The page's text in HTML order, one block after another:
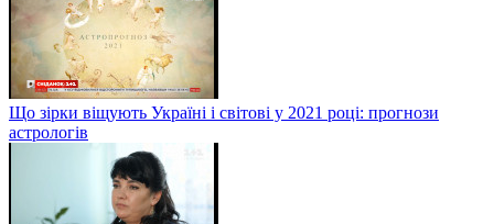
Що зірки віщують Україні і світові у 2021 році: прогнози
астрологів